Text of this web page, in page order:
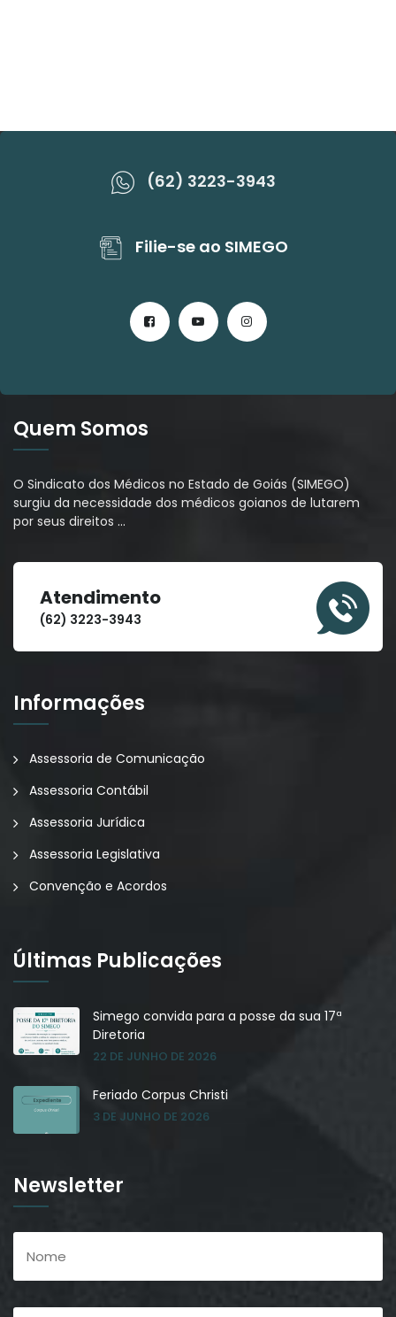
(62) 3223-3943
Filie-se ao SIMEGO
Quem Somos
O Sindicato dos Médicos no Estado de Goiás (SIMEGO)
surgiu da necessidade dos médicos goianos de lutarem
por seus direitos …
Atendimento
(62) 3223-3943
Informações
Assessoria de Comunicação
Assessoria Contábil
Assessoria Jurídica
Assessoria Legislativa
Convenção e Acordos
Últimas Publicações
Simego convida para a posse da sua 17ª
Diretoria
22 DE JUNHO DE 2026
Feriado Corpus Christi
3 DE JUNHO DE 2026
Newsletter